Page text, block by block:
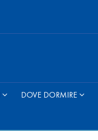
DOVE DORMIRE